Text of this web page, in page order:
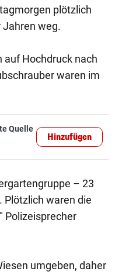
plötzlich
Jahren weg.
auf Hochdruck nach
waren im
Quelle
Hinzufügen
– 23
Plötzlich waren die
Polizeisprecher
umgeben, daher